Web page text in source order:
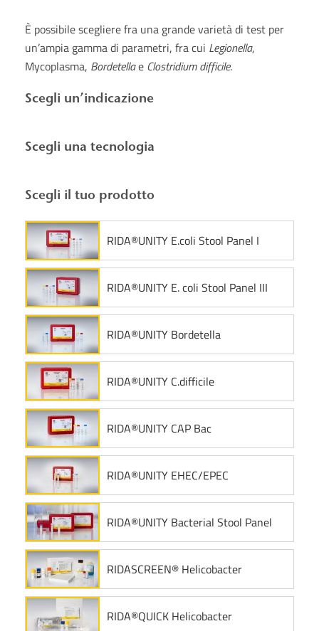
È possibile scegliere fra una grande varietà di test per
un’ampia gamma di parametri, fra cui Legionella,
Mycoplasma, Bordetellae Clostridium difficile.
Scegli un’indicazione
Scegli una tecnologia
Scegli il tuo prodotto
RIDA®UNITY E.coli Stool Panel I
RIDA®UNITY E. coli Stool Panel III
RIDA®UNITY Bordetella
RIDA®UNITY C.difficile
RIDA®UNITY CAP Bac
RIDA®UNITY EHEC/EPEC
RIDA®UNITY Bacterial Stool Panel
RIDASCREEN® Helicobacter
RIDA®QUICK Helicobacter